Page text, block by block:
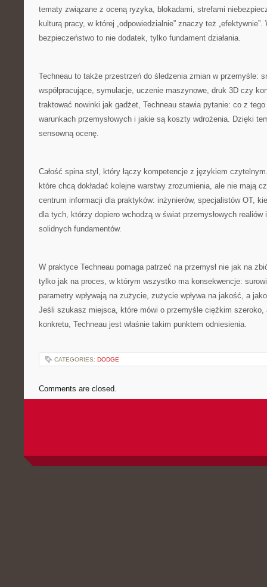
tematy związane z oceną ryzyka, blokadami, strefami
kulturą pracy, w której „odpowiedzialnie” znaczy też
bezpieczeństwo to nie dodatek, tylko fundament działania.
Techneau to także przestrzeń do śledzenia zmian w przemyśle:
współpracujące, symulacje, uczenie maszynowe, druk 3D czy
traktować nowinki jak gadżet, Techneau stawia pytanie: co z tego
warunkach przemysłowych i jakie są koszty wdrożenia. Dzięki
sensowną ocenę.
Całość spina styl, który łączy kompetencje z językiem
które chcą dokładać kolejne warstwy zrozumienia, ale nie mają
centrum informacji dla praktyków: inżynierów, specjalistów OT,
dla tych, którzy dopiero wchodzą w świat przemysłowych
solidnych fundamentów.
W praktyce Techneau pomaga patrzeć na przemysł nie jak na
tylko jak na proces, w którym wszystko ma konsekwencje:
parametry wpływają na zużycie, zużycie wpływa na jakość, a
Jeśli szukasz miejsca, które mówi o przemyśle ciężkim szeroko,
konkretu, Techneau jest właśnie takim punktem odniesienia.
CATEGORIES: DODGE
Comments are closed.